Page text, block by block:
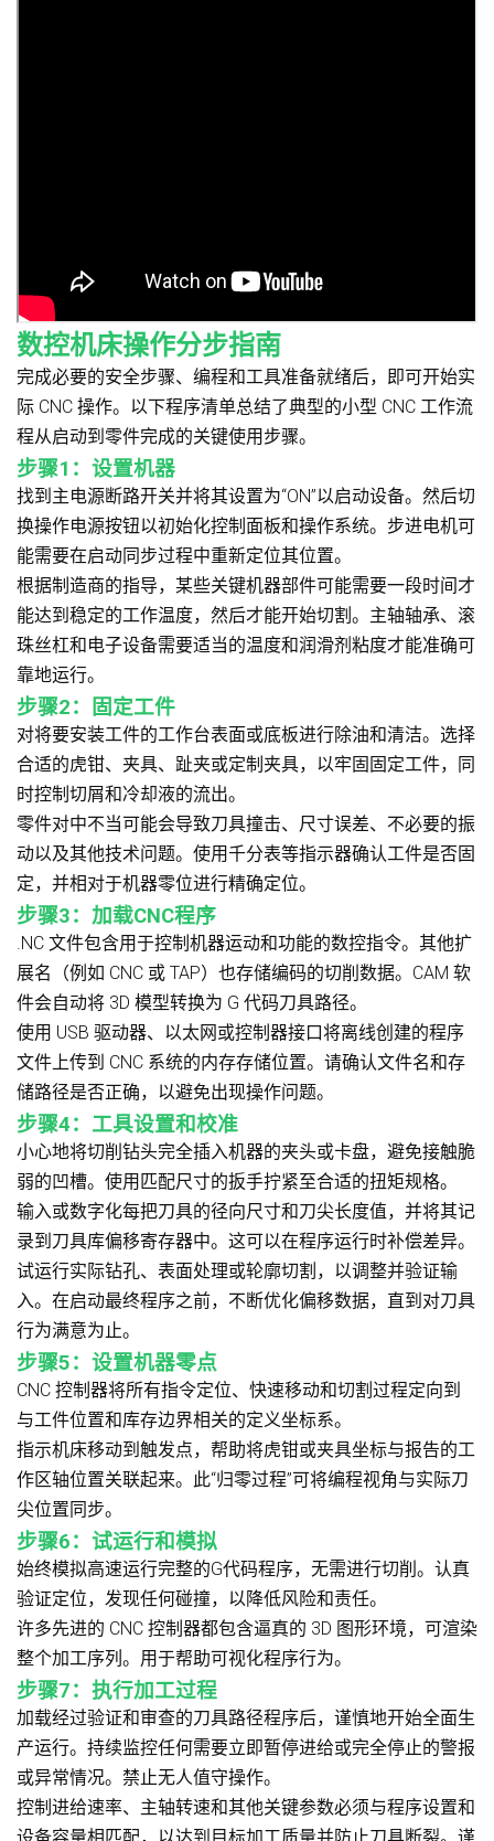
数控机床操作分步指南
完成必要的安全步骤、编程和工具准备就绪后，即可开始实
际 CNC 操作。以下程序清单总结了典型的小型 CNC 工作流
程从启动到零件完成的关键使用步骤。
步骤1：设置机器
找到主电源断路开关并将其设置为“ON”以启动设备。然后切
换操作电源按钮以初始化控制面板和操作系统。步进电机可
能需要在启动同步过程中重新定位其位置。
根据制造商的指导，某些关键机器部件可能需要一段时间才
能达到稳定的工作温度，然后才能开始切割。主轴轴承、滚
珠丝杠和电子设备需要适当的温度和润滑剂粘度才能准确可
靠地运行。
步骤2：固定工件
对将要安装工件的工作台表面或底板进行除油和清洁。选择
合适的虎钳、夹具、趾夹或定制夹具，以牢固固定工件，同
时控制切屑和冷却液的流出。
零件对中不当可能会导致刀具撞击、尺寸误差、不必要的振
动以及其他技术问题。使用千分表等指示器确认工件是否固
定，并相对于机器零位进行精确定位。
步骤3：加载CNC程序
.NC 文件包含用于控制机器运动和功能的数控指令。其他扩
展名（例如 CNC 或 TAP）也存储编码的切削数据。CAM 软
件会自动将 3D 模型转换为 G 代码刀具路径。
使用 USB 驱动器、以太网或控制器接口将离线创建的程序
文件上传到 CNC 系统的内存存储位置。请确认文件名和存
储路径是否正确，以避免出现操作问题。
步骤4：工具设置和校准
小心地将切削钻头完全插入机器的夹头或卡盘，避免接触脆
弱的凹槽。使用匹配尺寸的扳手拧紧至合适的扭矩规格。
输入或数字化每把刀具的径向尺寸和刀尖长度值，并将其记
录到刀具库偏移寄存器中。这可以在程序运行时补偿差异。
试运行实际钻孔、表面处理或轮廓切割，以调整并验证输
入。在启动最终程序之前，不断优化偏移数据，直到对刀具
行为满意为止。
步骤5：设置机器零点
CNC 控制器将所有指令定位、快速移动和切割过程定向到
与工件位置和库存边界相关的定义坐标系。
指示机床移动到触发点，帮助将虎钳或夹具坐标与报告的工
作区轴位置关联起来。此“归零过程”可将编程视角与实际刀
尖位置同步。
步骤6：试运行和模拟
始终模拟高速运行完整的G代码程序，无需进行切削。认真
验证定位，发现任何碰撞，以降低风险和责任。
许多先进的 CNC 控制器都包含逼真的 3D 图形环境，可渲染
整个加工序列。用于帮助可视化程序行为。
步骤7：执行加工过程
加载经过验证和审查的刀具路径程序后，谨慎地开始全面生
产运行。持续监控任何需要立即暂停进给或完全停止的警报
或异常情况。禁止无人值守操作。
控制进给速率、主轴转速和其他关键参数必须与程序设置和